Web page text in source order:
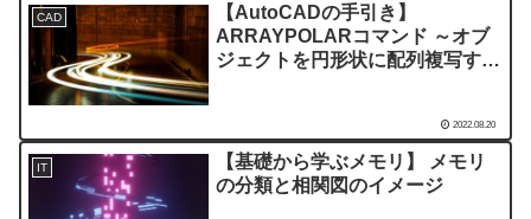
CAD
【AutoCADの手引き】
ARRAYPOLARコマンド ～オブ
ジェクトを円形状に配列複写する
2022.08.20
IT
【基礎から学ぶメモリ】 メモリ
の分類と相関図のイメージ